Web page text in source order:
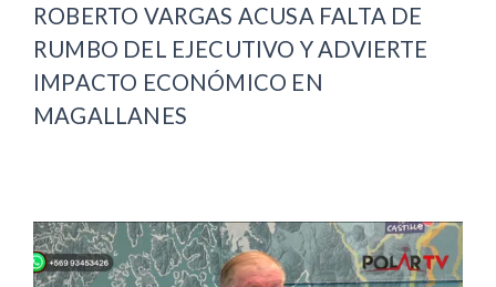
ROBERTO VARGAS ACUSA FALTA DE
RUMBO DEL EJECUTIVO Y ADVIERTE
IMPACTO ECONÓMICO EN
MAGALLANES